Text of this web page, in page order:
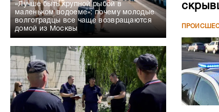
«Лучше быть крупной рыбой в
маленьком водоеме»: почему молодые
волгоградцы все чаще возвращаются
домой из Москвы